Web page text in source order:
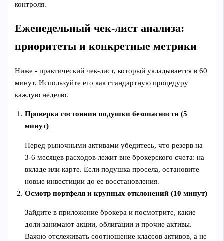
контроля.
Еженедельный чек-лист анализа:
приоритеты и конкретные метрики
Ниже - практический чек-лист, который укладывается в 60
минут. Используйте его как стандартную процедуру
каждую неделю.
Проверка состояния подушки безопасности (5
минут)
Перед рыночными активами убедитесь, что резерв на
3-6 месяцев расходов лежит вне брокерского счета: на
вкладе или карте. Если подушка просела, остановите
новые инвестиции до ее восстановления.
Осмотр портфеля и крупных отклонений (10 минут)
Зайдите в приложение брокера и посмотрите, какие
доли занимают акции, облигации и прочие активы.
Важно отслеживать соотношение классов активов, а не